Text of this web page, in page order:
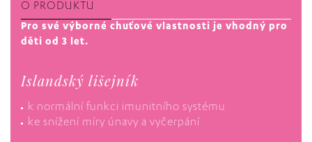
O PRODUKTU
Pro své výborné chuťové vlastnosti je vhodný pro
děti od 3 let.
Islandský lišejník
k normální funkci imunitního systému
ke snížení míry únavy a vyčerpání